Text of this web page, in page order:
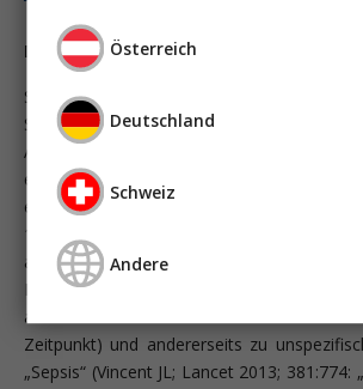
Die Sepsis-3-Definition (2016)
Sepsis ist eine der weltweit führenden
Syndrom hat in den letzten drei
Aufmerksamkeit erfahren und sich von
einem der Megatopics der Notfall-
entwickelt (Vincent JL; Lancet Respir Med
1992 gebräuchlichen SIRS-Kriterien
adäquat angesehen (Bone RC; Crit Care
Einerseits seien sie wenig differenzierend
auf Intensivstationen erfüllen die Kriterien
Zeitpunkt) und andererseits zu
„Sepsis“ (Vincent JL; Lancet 2013;
Österreich
Deutschland
Schweiz
Andere